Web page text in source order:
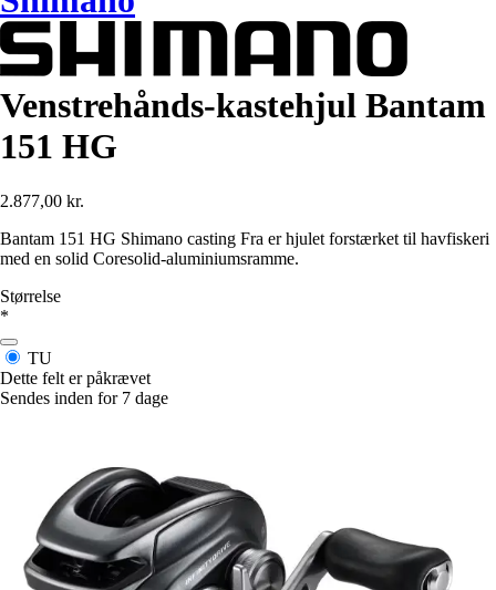
Venstrehånds-kastehjul Bantam
151 HG
2.877,00 kr.
Bantam 151 HG Shimano casting Fra er hjulet forstærket til havfiskeri
med en solid Coresolid-aluminiumsramme.
Størrelse
*
TU
Dette felt er påkrævet
Sendes inden for 7 dage